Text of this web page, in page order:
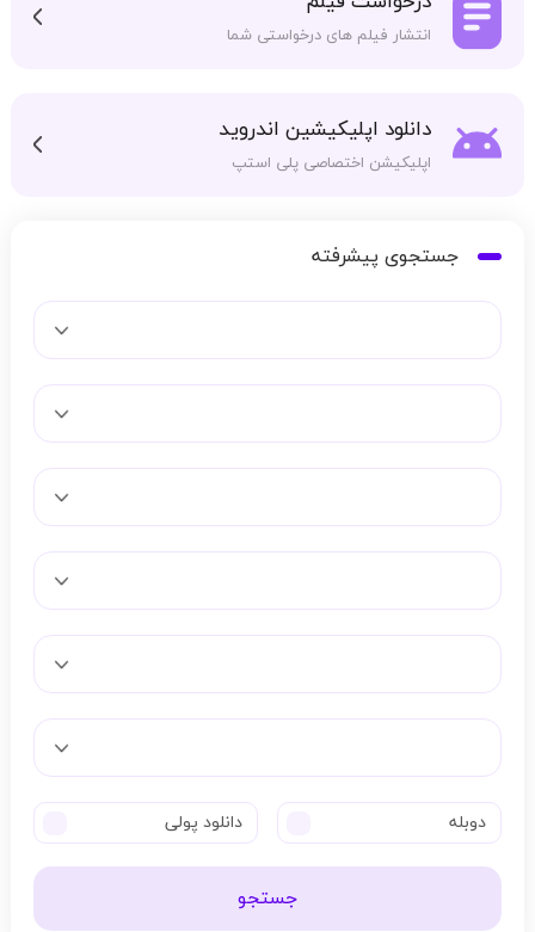
انتشار فیلم های درخواستی شما
دانلود اپلیکیشین اندروید
اپلیکیشن اختصاصی پلی استپ
جستجوی پیشرفته
دوبله دانلود پولی
جستجو